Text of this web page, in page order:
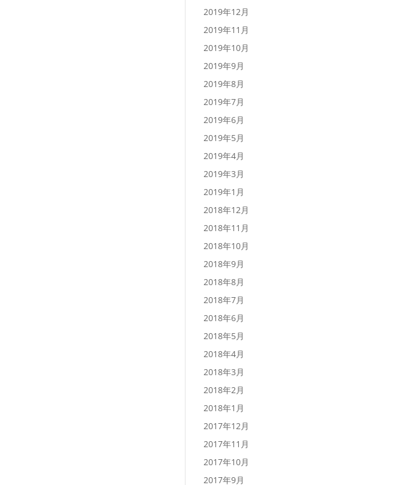
2019年12月
2019年11月
2019年10月
2019年9月
2019年8月
2019年7月
2019年6月
2019年5月
2019年4月
2019年3月
2019年1月
2018年12月
2018年11月
2018年10月
2018年9月
2018年8月
2018年7月
2018年6月
2018年5月
2018年4月
2018年3月
2018年2月
2018年1月
2017年12月
2017年11月
2017年10月
2017年9月